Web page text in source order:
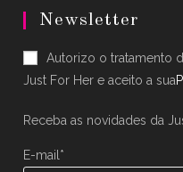
in
new
tab
in
new
tab
Newsletter
Autorizo o tratamento
Just For Her e aceito a sua
Receba as novidades da
E-mail*